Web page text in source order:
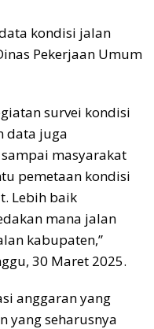
kondisi jalan
Pekerjaan Umum
survei kondisi
data juga
masyarakat
pemetaan kondisi
Lebih baik
mana jalan
kabupaten,”
30 Maret 2025.
anggaran yang
yang seharusnya